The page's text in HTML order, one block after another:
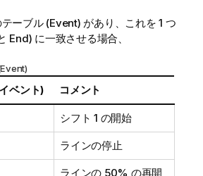
ーブル (Event) があり、これを 1 つ
End) に一致させる場合、
Event)
ベント) コメント
シフト 1 の開始
ラインの停止
ラインの 50% の再開